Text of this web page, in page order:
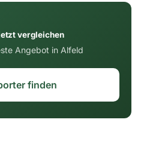
vergleichen
Angebot in Alfeld
finden